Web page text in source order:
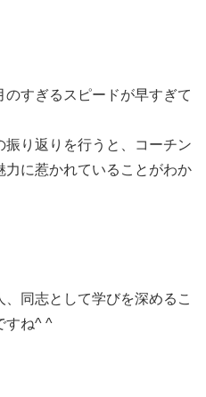
すぎるスピードが早すぎて
り返りを行うと、コーチン
に惹かれていることがわか
同志として学びを深めるこ
すね^ ^